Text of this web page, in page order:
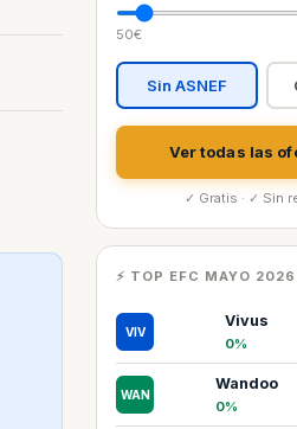
50€
Sin ASNEF
Ver todas las
✓ Gratis · ✓ Sin
⚡ TOP EFC MAYO 2026
VIV
Vivus
0%
WAN
Wandoo
0%